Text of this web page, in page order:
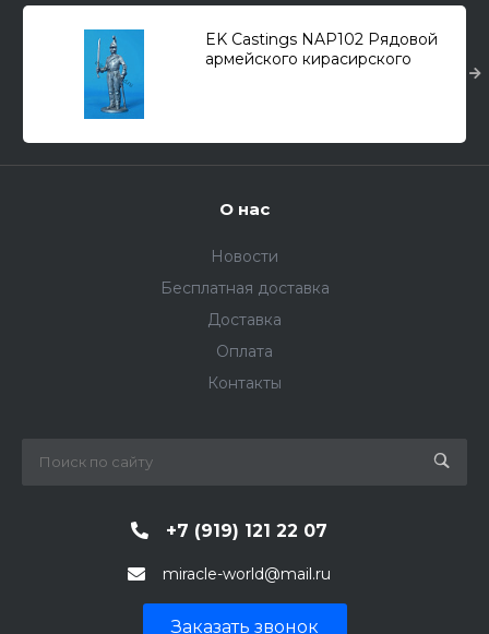
EK Castings NAP102 Рядовой
армейского кирасирского
О нас
Новости
Бесплатная доставка
Доставка
Оплата
Контакты
+7 (919) 121 22 07
miracle-world@mail.ru
Заказать звонок